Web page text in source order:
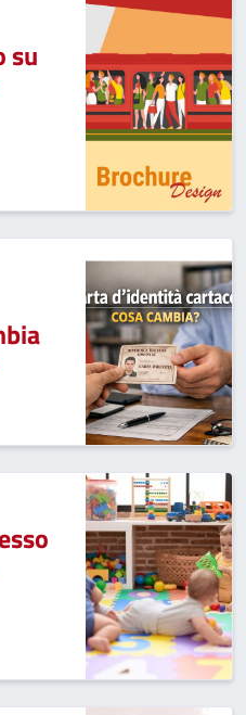
su
E SU GOMMA}
COSA CAMBIA DAL 3 AGOSTO
NIDO D'INFANZIA MAGICA